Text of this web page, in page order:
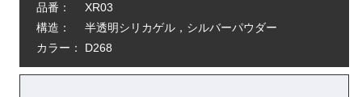
品番：
XR03
構造：
半透明シリカゲル，シルバーパウダー
カラー：
D268